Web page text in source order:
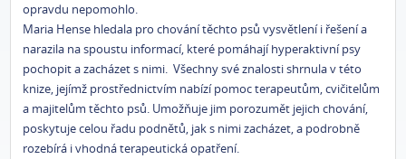
opravdu nepomohlo.
Maria Hense hledala pro chování těchto psů vysvětlení i řešení a
narazila na spoustu informací, které pomáhají hyperaktivní psy
pochopit a zacházet s nimi. Všechny své znalosti shrnula v této
knize, jejímž prostřednictvím nabízí pomoc terapeutům, cvičitelům
a majitelům těchto psů. Umožňuje jim porozumět jejich chování,
poskytuje celou řadu podnětů, jak s nimi zacházet, a podrobně
rozebírá i vhodná terapeutická opatření.